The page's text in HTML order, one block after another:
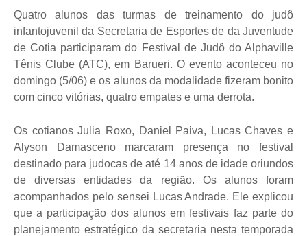
Quatro alunos das turmas de treinamento do judô
infantojuvenil da Secretaria de Esportes de da Juventude
de Cotia participaram do Festival de Judô do Alphaville
Tênis Clube (ATC), em Barueri. O evento aconteceu no
domingo (5/06) e os alunos da modalidade fizeram bonito
com cinco vitórias, quatro empates e uma derrota.
Os cotianos Julia Roxo, Daniel Paiva, Lucas Chaves e
Alyson Damasceno marcaram presença no festival
destinado para judocas de até 14 anos de idade oriundos
de diversas entidades da região. Os alunos foram
acompanhados pelo sensei Lucas Andrade. Ele explicou
que a participação dos alunos em festivais faz parte do
planejamento estratégico da secretaria nesta temporada